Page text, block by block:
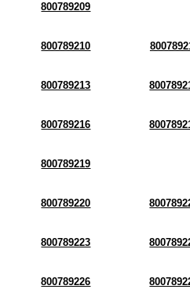
800789209
800789210
800789213
800789216
800789219
800789220
800789223
800789226